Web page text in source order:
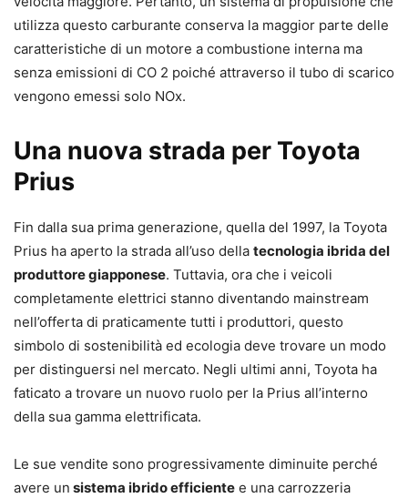
utilizza questo carburante conserva la maggior parte delle
caratteristiche di un motore a combustione interna ma
senza emissioni di CO 2 poiché attraverso il tubo di scarico
vengono emessi solo NOx.
Una nuova strada per Toyota
Prius
Fin dalla sua prima generazione, quella del 1997, la Toyota
Prius ha aperto la strada all’uso della tecnologia ibrida del
produttore giapponese. Tuttavia, ora che i veicoli
completamente elettrici stanno diventando mainstream
nell’offerta di praticamente tutti i produttori, questo
simbolo di sostenibilità ed ecologia deve trovare un modo
per distinguersi nel mercato. Negli ultimi anni, Toyota ha
faticato a trovare un nuovo ruolo per la Prius all’interno
della sua gamma elettrificata.
Le sue vendite sono progressivamente diminuite perché
avere un sistema ibrido efficiente e una carrozzeria